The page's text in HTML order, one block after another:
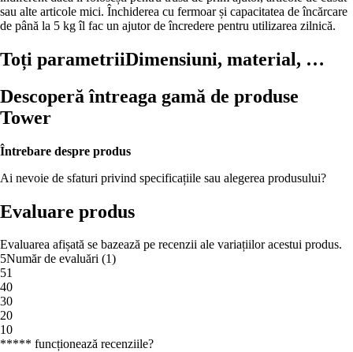
sau alte articole mici. Închiderea cu fermoar și capacitatea de încărcare
de până la 5 kg îl fac un ajutor de încredere pentru utilizarea zilnică.
Toți parametriiDimensiuni, material, …
Descoperă întreaga gamă de produse
Tower
Întrebare despre produs
Ai nevoie de sfaturi privind specificațiile sau alegerea produsului?
Evaluare produs
Evaluarea afișată se bazează pe recenzii ale variațiilor acestui produs.
5Număr de evaluări (1)
51
40
30
20
10
***** funcționează recenziile?